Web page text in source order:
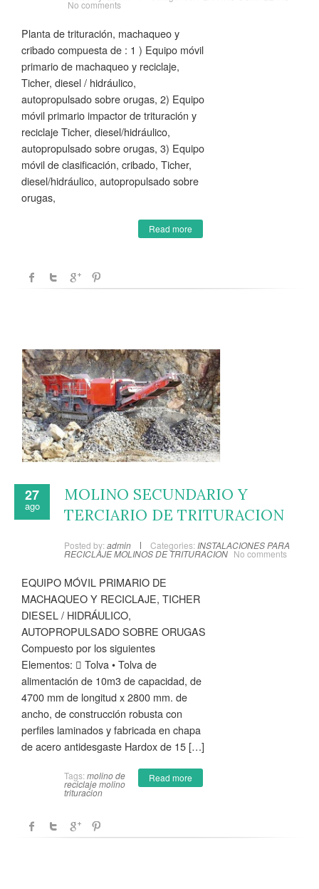
No comments
Planta de trituración, machaqueo y
cribado compuesta de : 1 ) Equipo móvil
primario de machaqueo y reciclaje,
Ticher, diesel / hidráulico,
autopropulsado sobre orugas, 2) Equipo
móvil primario impactor de trituración y
reciclaje Ticher, diesel/hidráulico,
autopropulsado sobre orugas, 3) Equipo
móvil de clasificación, cribado, Ticher,
diesel/hidráulico, autopropulsado sobre
orugas,
Read more
27
ago
MOLINO SECUNDARIO Y
TERCIARIO DE TRITURACION
Posted by: admin Categories: INSTALACIONES PARA
RECICLAJEMOLINOS DE TRITURACION No comments
EQUIPO MÓVIL PRIMARIO DE
MACHAQUEO Y RECICLAJE, TICHER
DIESEL / HIDRÁULICO,
AUTOPROPULSADO SOBRE ORUGAS
Compuesto por los siguientes
Elementos:  Tolva • Tolva de
alimentación de 10m3 de capacidad, de
4700 mm de longitud x 2800 mm. de
ancho, de construcción robusta con
perfiles laminados y fabricada en chapa
de acero antidesgaste Hardox de 15 […]
Read more
Tags: molino de
reciclajemolino
trituracion